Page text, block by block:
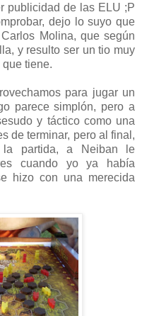
publicidad de las ELU ;P
dejo lo suyo que
Molina, que según
y resulto ser un tio muy
tiene.
para jugar un
parece simplón, pero a
y táctico como una
de terminar, pero al final,
partida, a Neiban le
cuando yo ya había
hizo con una merecida